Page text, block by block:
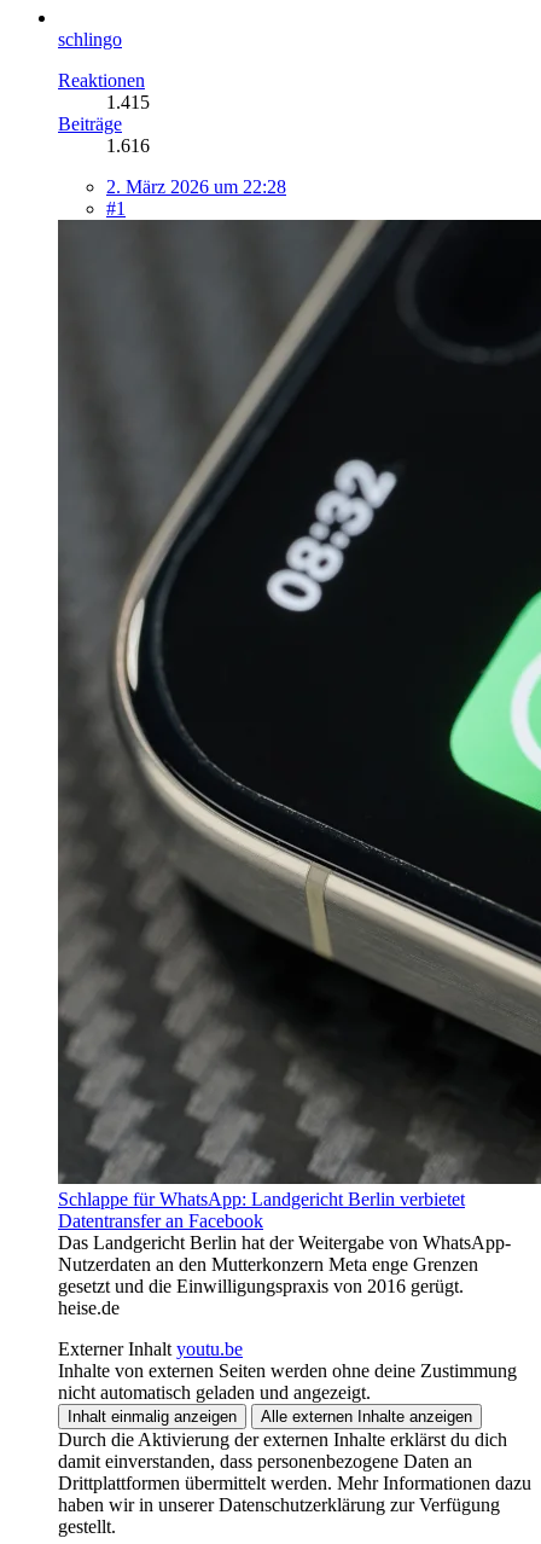
schlingo
Reaktionen
1.415
Beiträge
1.616
2. März 2026 um 22:28
#1
Schlappe für WhatsApp: Landgericht Berlin verbietet
Datentransfer an Facebook
Das Landgericht Berlin hat der Weitergabe von WhatsApp-
Nutzerdaten an den Mutterkonzern Meta enge Grenzen
gesetzt und die Einwilligungspraxis von 2016 gerügt.
heise.de
Externer Inhalt youtu.be
Inhalte von externen Seiten werden ohne deine Zustimmung
nicht automatisch geladen und angezeigt.
Inhalt einmalig anzeigen Alle externen Inhalte anzeigen
Durch die Aktivierung der externen Inhalte erklärst du dich
damit einverstanden, dass personenbezogene Daten an
Drittplattformen übermittelt werden. Mehr Informationen dazu
haben wir in unserer Datenschutzerklärung zur Verfügung
gestellt.